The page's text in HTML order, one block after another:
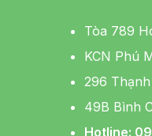
Tòa 789
KCN Phú
296 Thạnh
49B Bình
Hotline: